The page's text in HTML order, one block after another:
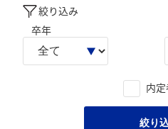
絞り込み
卒年
内
絞り